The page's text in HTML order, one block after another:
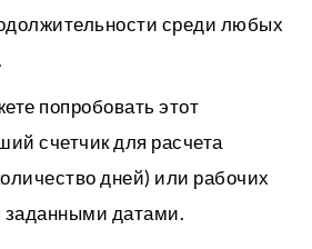
среди любых
попробовать этот
счетчик для расчета
дней) или рабочих
датами.